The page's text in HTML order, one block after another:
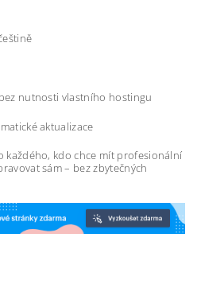
nutnosti vlastního hostingu
aktualizace
každého, kdo chce mít profesionální
sám – bez zbytečných